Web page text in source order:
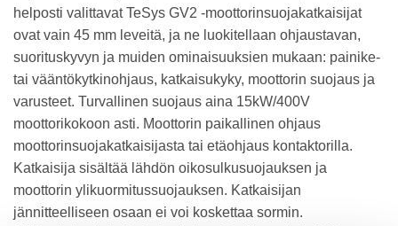
helposti valittavat TeSys GV2 -moottorinsuojakatkaisijat
ovat vain 45 mm leveitä, ja ne luokitellaan ohjaustavan,
suorituskyvyn ja muiden ominaisuuksien mukaan: painike-
tai vääntökytkinohjaus, katkaisukyky, moottorin suojaus ja
varusteet. Turvallinen suojaus aina 15kW/400V
moottorikokoon asti. Moottorin paikallinen ohjaus
moottorinsuojakatkaisijasta tai etäohjaus kontaktorilla.
Katkaisija sisältää lähdön oikosulkusuojauksen ja
moottorin ylikuormitussuojauksen. Katkaisijan
jännitteelliseen osaan ei voi koskettaa sormin.